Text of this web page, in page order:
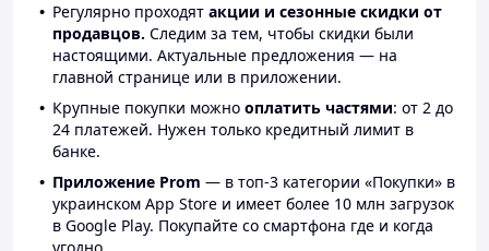
Регулярно проходят акции и сезонные скидки от
продавцов. Следим за тем, чтобы скидки были
настоящими. Актуальные предложения — на
главной странице или в приложении.
Крупные покупки можно оплатить частями: от 2 до
24 платежей. Нужен только кредитный лимит в
банке.
Приложение Prom — в топ-3 категории «Покупки» в
украинском App Store и имеет более 10 млн загрузок
в Google Play. Покупайте со смартфона где и когда